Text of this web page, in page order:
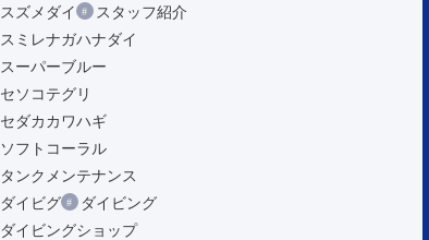
スズメダイ
スタッフ紹介
スミレナガハナダイ
スーパーブルー
セソコテグリ
セダカカワハギ
ソフトコーラル
タンクメンテナンス
ダイビグ
ダイビング
ダイビングショップ